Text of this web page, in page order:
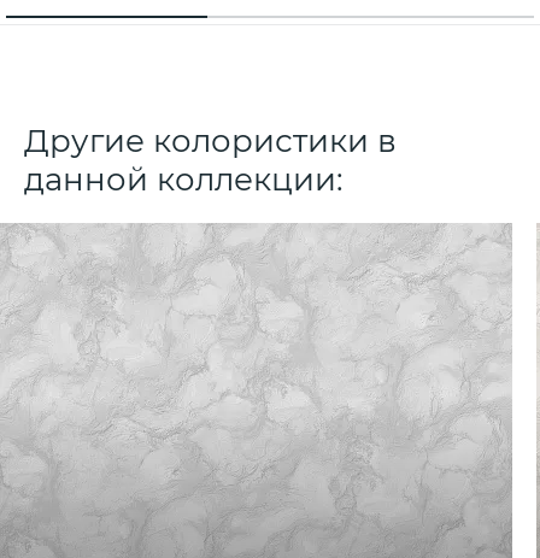
Другие колористики в
данной коллекции: